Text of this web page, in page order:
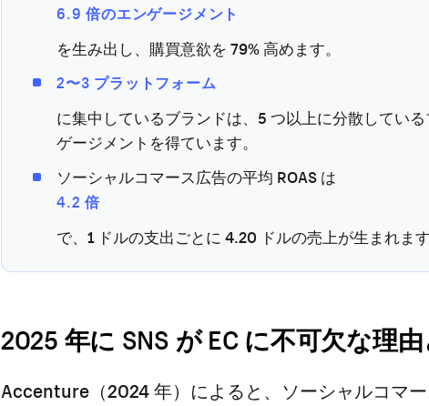
6.9 倍のエンゲージメント
を生み出し、購買意欲を 79% 高めます。
2〜3 プラットフォーム
に集中しているブランドは、5 つ以上に分散してい
ゲージメントを得ています。
ソーシャルコマース広告の平均 ROAS は
4.2 倍
で、1 ドルの支出ごとに 4.20 ドルの売上が生まれます
2025 年に SNS が EC に不可欠な理
Accenture（2024 年）によると、ソーシャルコマ